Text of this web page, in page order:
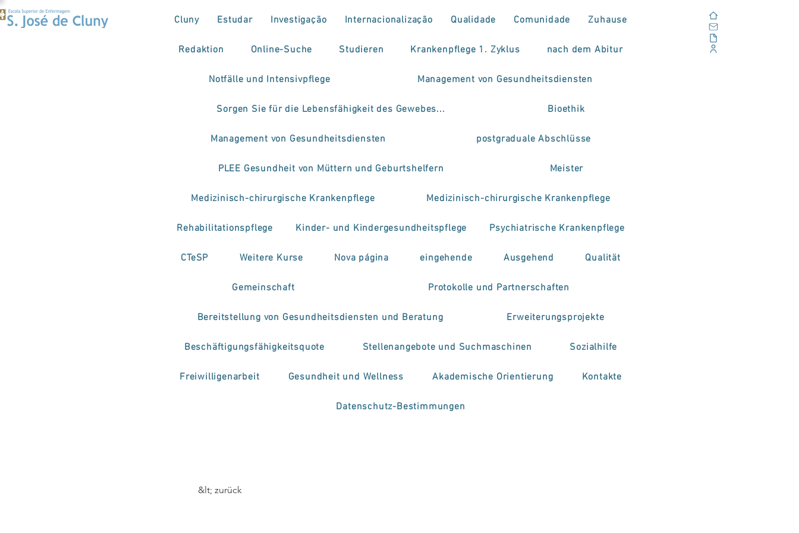
Cluny Estudar Investigação Internacionalização Qualidade Comunidade Zuhause
Redaktion Online-Suche Studieren Krankenpflege 1. Zyklus nach dem Abitur
Notfälle und Intensivpflege Management von Gesundheitsdiensten
Sorgen Sie für die Lebensfähigkeit des Gewebes... Bioethik
Management von Gesundheitsdiensten postgraduale Abschlüsse
PLEE Gesundheit von Müttern und Geburtshelfern Meister
Medizinisch-chirurgische Krankenpflege Medizinisch-chirurgische Krankenpflege
Rehabilitationspflege Kinder- und Kindergesundheitspflege Psychiatrische Krankenpflege
CTeSP Weitere Kurse Nova página eingehende Ausgehend Qualität
Gemeinschaft Protokolle und Partnerschaften
Bereitstellung von Gesundheitsdiensten und Beratung Erweiterungsprojekte
Beschäftigungsfähigkeitsquote Stellenangebote und Suchmaschinen Sozialhilfe
Freiwilligenarbeit Gesundheit und Wellness Akademische Orientierung Kontakte
Datenschutz-Bestimmungen
&lt; zurück